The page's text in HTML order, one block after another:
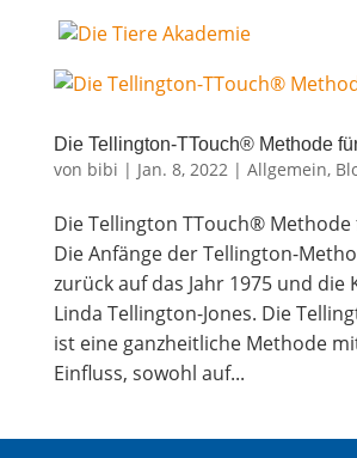
Die Tel­ling­ton-TTouch® Metho­de
von bibi | Jan. 8, 2022| Allgemein,
Die Tel­ling­ton TTouch®
Die Anfän­ge der Tel­ling­ton-
zurück auf das Jahr 1975 und die
Lin­da Tel­ling­ton-Jones. Die
ist eine ganz­heit­li­che Metho­de
Ein­fluss, sowohl auf...